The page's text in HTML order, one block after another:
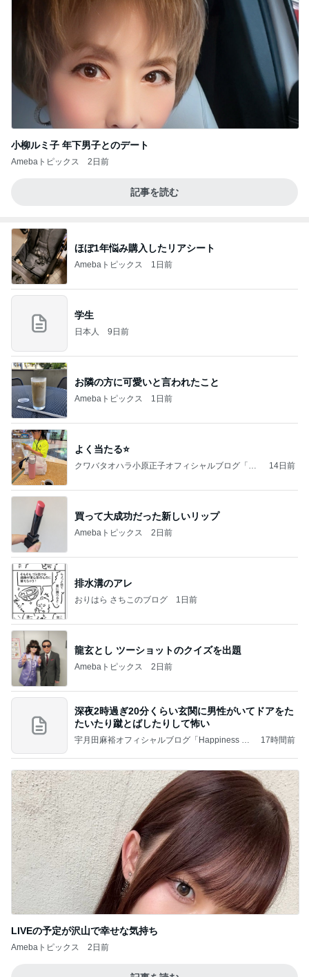
小柳ルミ子 年下男子とのデート
Amebaトピックス 2日前
記事を読む
ほぼ1年悩み購入したリアシート
Amebaトピックス 1日前
学生
日本人 9日前
お隣の方に可愛いと言われたこと
Amebaトピックス 1日前
よく当たる⭐️
クワバタオハラ小原正子オフィシャルブログ「女
14日前
買って大成功だった新しいリップ
Amebaトピックス 2日前
排水溝のアレ
おりはら さちこのブログ 1日前
龍玄とし ツーショットのクイズを出題
Amebaトピックス 2日前
深夜2時過ぎ20分くらい玄関に男性がいてドアをた
たいたり蹴とばしたりして怖い
宇月田麻裕オフィシャルブログ「Happiness Fa
17時間前
LIVEの予定が沢山で幸せな気持ち
Amebaトピックス 2日前